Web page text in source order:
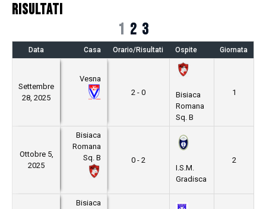
RISULTATI
Data Casa Orario/Risultati Ospite Giornata
Settembre
28, 2025
Vesna
2 - 0
Bisiaca
Romana
Sq. B
1
Ottobre 5,
2025
Bisiaca
Romana
Sq. B
0 - 2
I.S.M.
Gradisca
2
Bisiaca
1 2 3